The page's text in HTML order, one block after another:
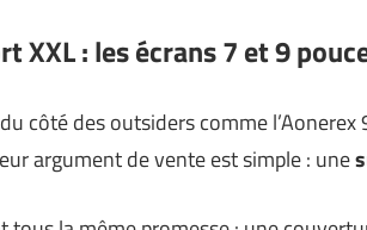
XXL : les écrans 7 et 9
côté des outsiders comme l’Aonerex
argument de vente est simple : une